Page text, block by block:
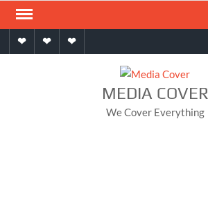
Skip
contentHomeAboutContact
MEDIA COVER
We Cover Everything